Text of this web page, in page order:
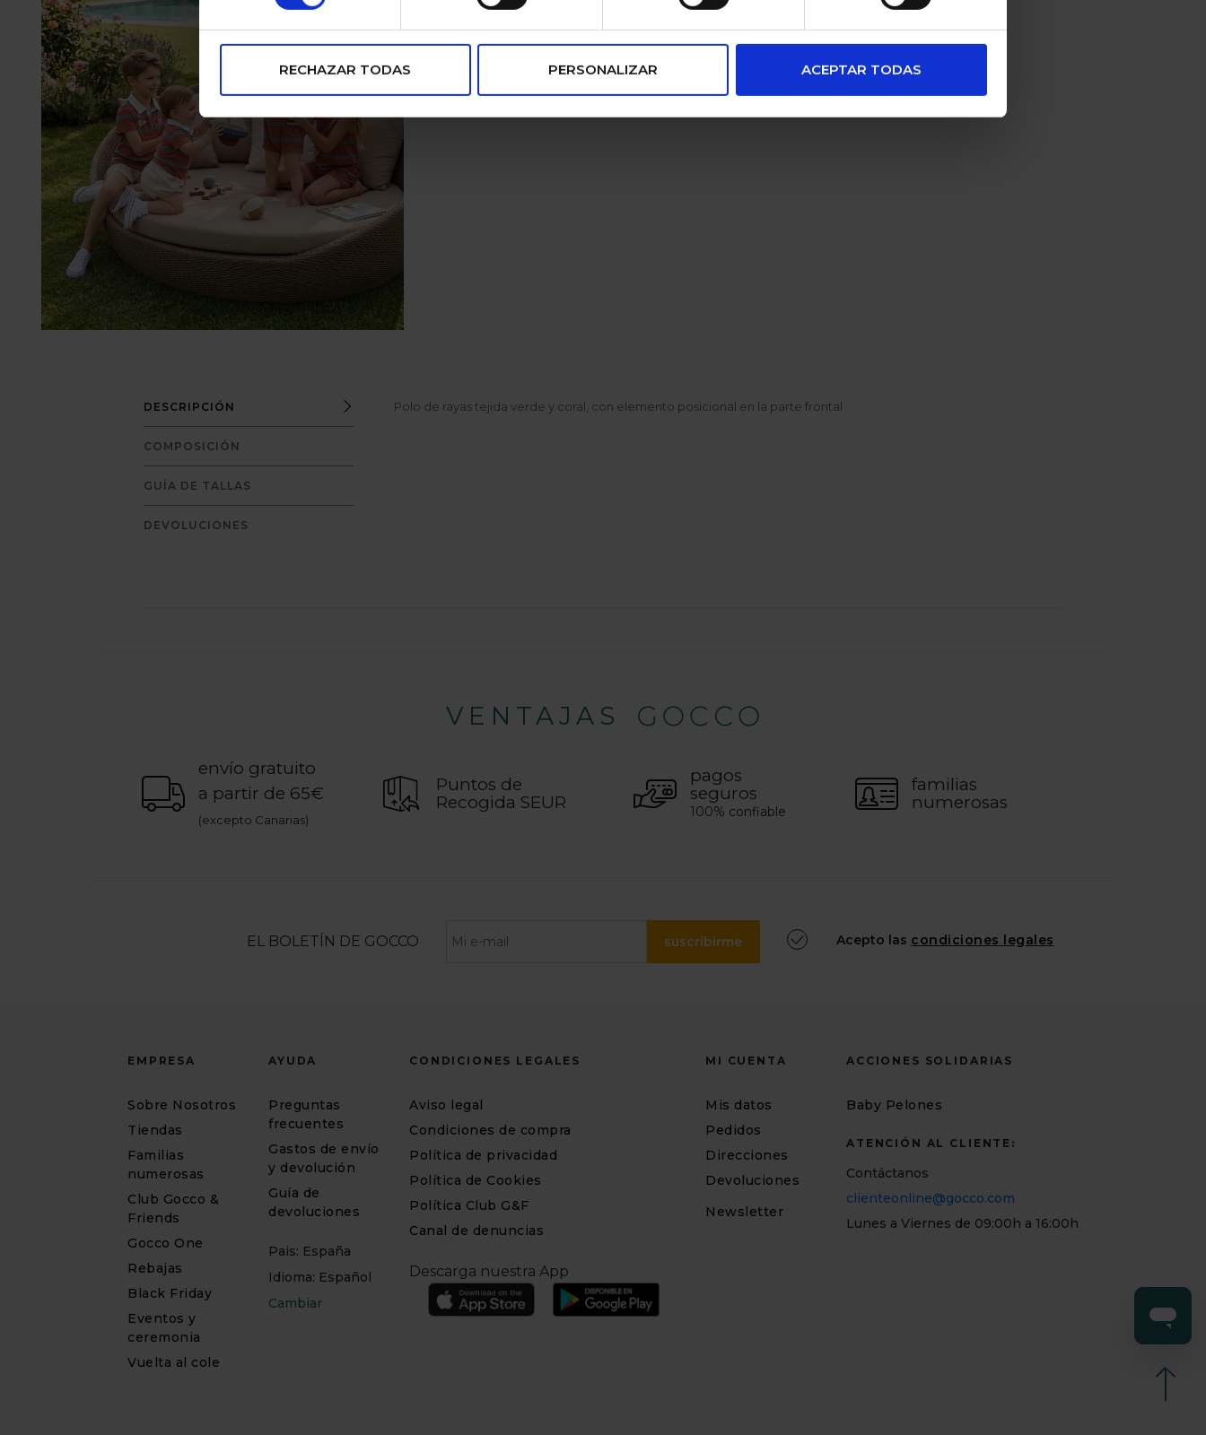
RECHAZAR TODAS PERSONALIZAR ACEPTAR TODAS
DESCRIPCIÓN
COMPOSICIÓN
GUÍA DE TALLAS
DEVOLUCIONES
Polo de rayas tejida verde y coral, con elemento posicional en la parte frontal
VENTAJAS
envío gratuito
a partir de 65€
(excepto Canarias)
Puntos de
Recogida SEUR
pagos
seguros
100% confiable
familias
numerosas
EL BOLETÍN DE GOCCO suscribirme Acepto las condiciones legales
EMPRESA
Sobre Nosotros
Tiendas
Familias
numerosas
Club Gocco &
Friends
Gocco One
Rebajas
Black Friday
Eventos y
ceremonia
Vuelta al cole
AYUDA
Preguntas
frecuentes
Gastos de envío
y devolución
Guía de
devoluciones
Pais: España
Idioma: Español
Cambiar
CONDICIONES LEGALES
Aviso legal
Condiciones de compra
Política de privacidad
Política de Cookies
Política Club G&F
Canal de denuncias
Descarga nuestra App
MI CUENTA
Mis datos
Pedidos
Direcciones
Devoluciones
Newsletter
ACCIONES SOLIDARIAS
Baby Pelones
ATENCIÓN AL CLIENTE:
Contáctanos
clienteonline@gocco.com
Lunes a Viernes de 09:00h a 16:00h